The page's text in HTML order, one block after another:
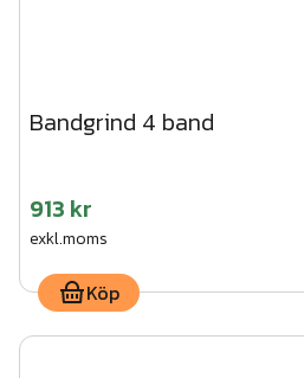
Bandgrind 4 band
913 kr
exkl.moms
Köp